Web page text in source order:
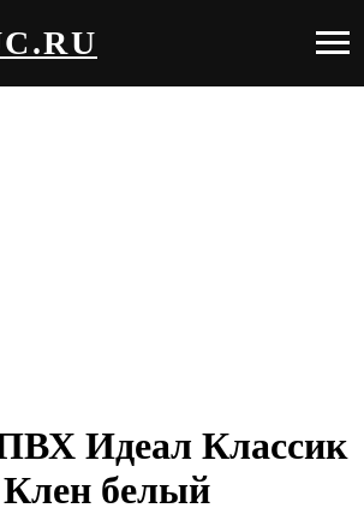
Идеал Классик
белый